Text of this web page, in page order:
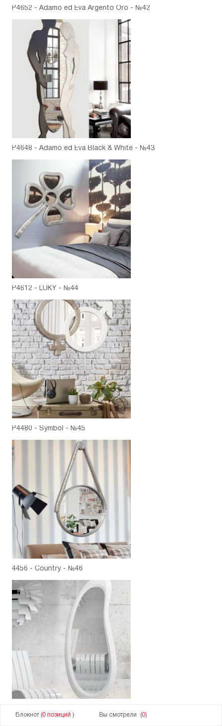
P4652 - Adamo ed Eva Argento Oro - №42
P4648 - Adamo ed Eva Black & White - №43
P4612 - LUKY - №44
P4480 - Symbol - №45
4456 - Country - №46
Блокнот(0 позиций ) Вы смотрели (0)